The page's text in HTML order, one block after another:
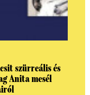
szürreális és
Anita mesél